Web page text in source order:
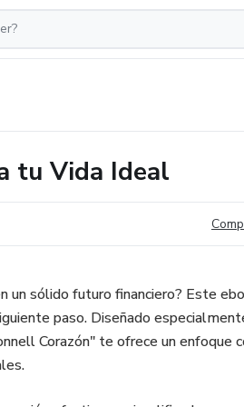
tu Vida Ideal
un sólido futuro financiero? Este
paso. Diseñado
Corazón" te ofrece un enfoque